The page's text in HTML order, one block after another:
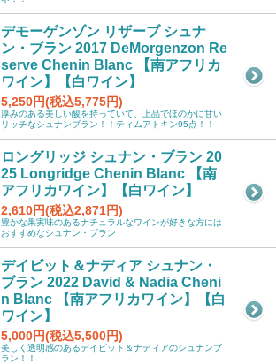
デモーゲンゾン リザーブ シュナ
ン・ブラン 2017 DeMorgenzon Re
serve Chenin Blanc 【南アフリカ
ワイン】【白ワイン】
5,250円(税込5,775円)
厚みのある美しい酸を持っていて、上品でほのかに甘い
リッチなシュナンブラン！！ティムアトキン95点！！
ロングリッジ シュナン・ブラン 20
25 Longridge Chenin Blanc 【南
アフリカワイン】【白ワイン】
2,610円(税込2,871円)
豊かな果実味のあるナチュラルなワインが好きな方には
おすすめなシュナン・ブラン
デイビット＆ナディア シュナン・
ブラン 2022 David & Nadia Cheni
n Blanc 【南アフリカワイン】【白
ワイン】
5,000円(税込5,500円)
美しく透明感のあるデイビット＆ナディアのシュナンブ
ラン！！